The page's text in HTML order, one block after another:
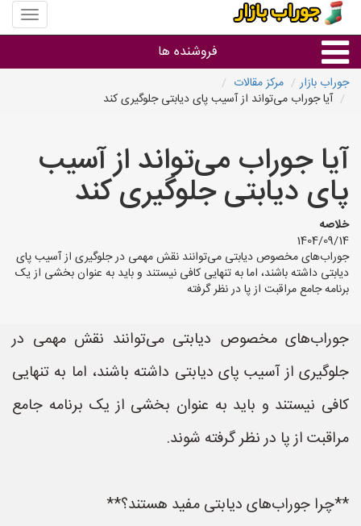
منوی
سایت
بازار
فروشنده ها
گروه ها
استان ها
جوراب بازار
مرکز مقالات
آیا جوراب می‌تواند از آسیب پای دیابتی جلوگیری کند
آیا جوراب می‌تواند از آسیب
پای دیابتی جلوگیری کند
خلاصه
1404/09/14
جوراب‌های مخصوص دیابتی می‌توانند نقش مهمی در جلوگیری از آسیب پای
دیابتی داشته باشند، اما به تنهایی کافی نیستند و باید به عنوان بخشی از یک
برنامه جامع مراقبت از پا در نظر گرفته
جوراب‌های مخصوص دیابتی می‌توانند نقش مهمی در
جلوگیری از آسیب پای دیابتی داشته باشند، اما به تنهایی
کافی نیستند و باید به عنوان بخشی از یک برنامه جامع
مراقبت از پا در نظر گرفته شوند.
**چرا جوراب‌های دیابتی مفید هستند؟**